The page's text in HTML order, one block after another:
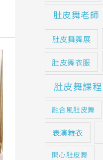
肚皮舞老師
肚皮舞舞展
肚皮舞衣服
肚皮舞課程
融合風肚皮舞
表演舞衣
開心肚皮舞